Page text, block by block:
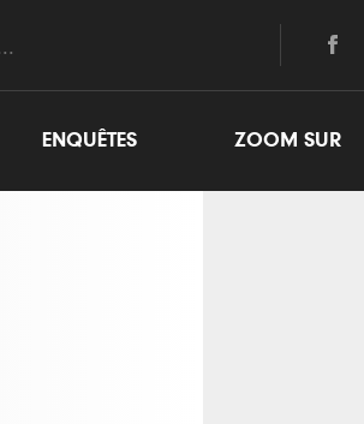
ENQUÊTES ZOOM SUR